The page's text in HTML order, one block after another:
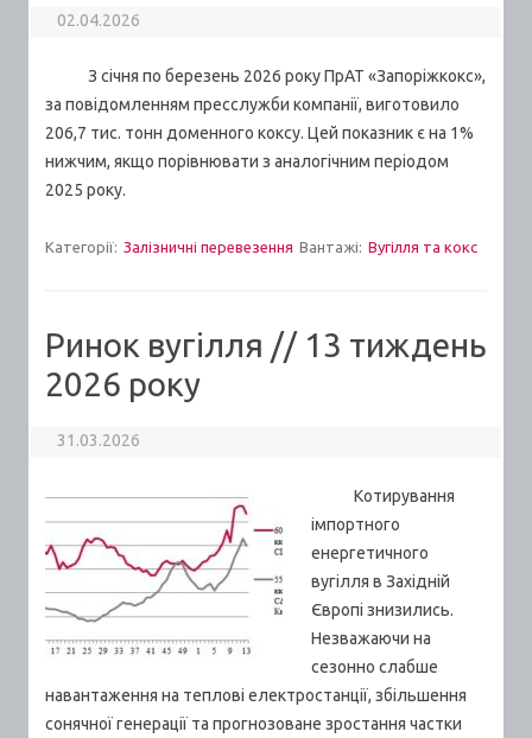
02.04.2026
З січня по березень 2026 року ПрАТ «Запоріжкокс»,
за повідомленням пресслужби компанії, виготовило
206,7 тис. тонн доменного коксу. Цей показник є на 1%
нижчим, якщо порівнювати з аналогічним періодом
2025 року.
Категорії: Залізничні перевезення Вантажі: Вугілля та кокс
Ринок вугілля // 13 тиждень
2026 року
31.03.2026
Котирування
імпортного
енергетичного
вугілля в Західній
Європі знизились.
Незважаючи на
сезонно слабше
навантаження на теплові електростанції, збільшення
сонячної генерації та прогнозоване зростання частки